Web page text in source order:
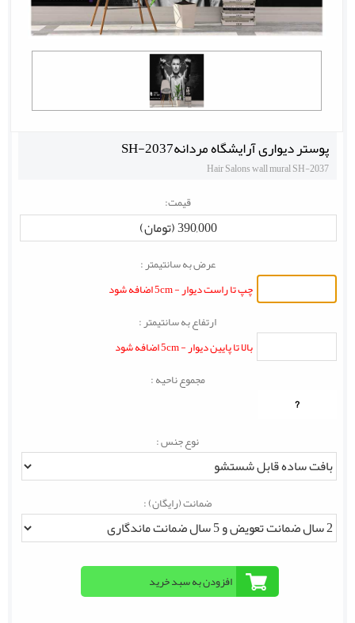
پوستر دیواری آرایشگاه مردانهSH-2037
Hair Salons wall mural SH-2037
قیمت:
390,000 (تومان)
عرض به سانتیمتر :
چپ تا راست دیوار - 5cm اضافه شود
ارتفاع به سانتیمتر :
بالا تا پایین دیوار - 5cm اضافه شود
مجموع ناحیه :
?
نوع جنس :
ضمانت (رایگان) :